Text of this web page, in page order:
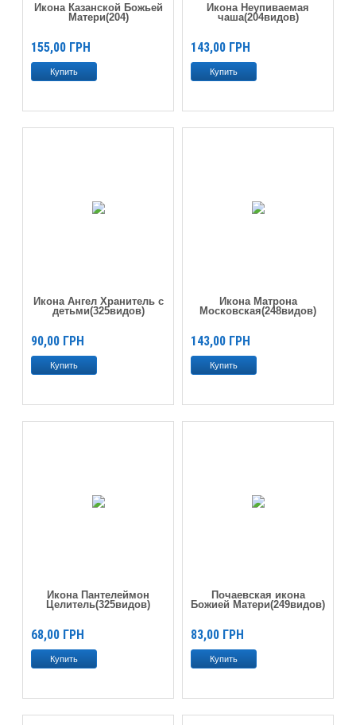
Икона Казанской Божьей
Матери(204)
155,00 ГРН
Икона Неупиваемая
чаша(204видов)
143,00 ГРН
Икона Ангел Хранитель с
детьми(325видов)
90,00 ГРН
Икона Матрона
Московская(248видов)
143,00 ГРН
Икона Пантелеймон
Целитель(325видов)
68,00 ГРН
Почаевская икона
Божией Матери(249видов)
83,00 ГРН